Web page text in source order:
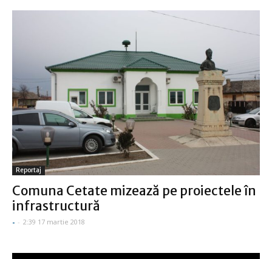
Reportaj
Comuna Cetate mizează pe proiectele în
infrastructură
- - 2:39 17 martie 2018